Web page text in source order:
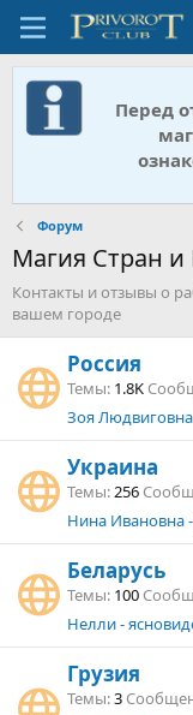
Перед
Форум
Магия Стран и
Контакты и отзывы о
вашем городе
Россия
Темы 1.8K
Зоя
Украина
Темы 256
Нина Ивановна
Беларусь
Темы 100
Нелли -
Грузия
Темы 3